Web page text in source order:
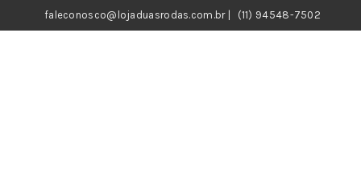
faleconosco@lojaduasrodas.com.br| (11) 94548-7502